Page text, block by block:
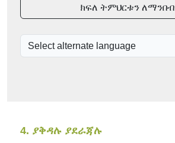
ክፍለ ትምህርቱን ለማንበብ
4. ያቅዳሉ ያደራጃሉ